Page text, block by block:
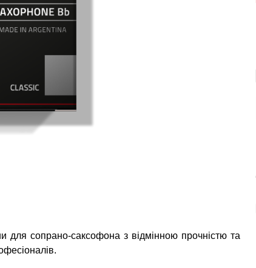
для сопрано-саксофона з відмінною прочністю та